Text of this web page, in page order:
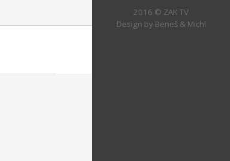
2016 © ZAK TV
Design by Beneš & Michl